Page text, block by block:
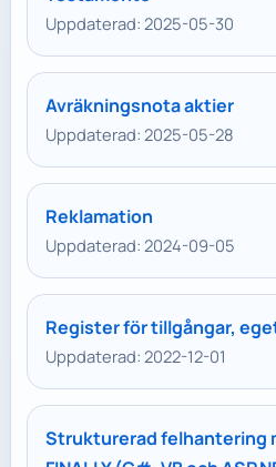
Uppdaterad: 2025-05-30
Avräkningsnota aktier
Uppdaterad: 2025-05-28
Reklamation
Uppdaterad: 2024-09-05
Register för tillgångar,
Uppdaterad: 2022-12-01
Strukturerad felhantering